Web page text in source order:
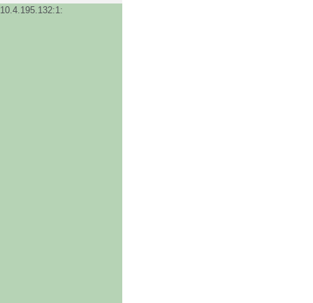
10.4.195.132:1: